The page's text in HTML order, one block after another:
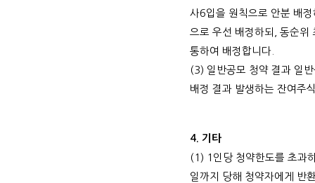
사6입을 원칙으로 안분 배
으로 우선 배정하되
동순위
통하여 배정합니다
(3) 일반공모 청약 결과 일
배정 결과 발생하는 잔여주
4. 기타
(1) 1 인당 청약한도를 초과
일까지 당해 청약자에게 반